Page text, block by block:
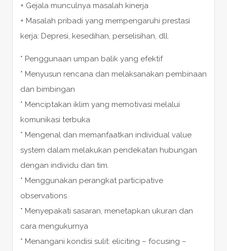
+ Gejala munculnya masalah kinerja
+ Masalah pribadi yang mempengaruhi prestasi
kerja: Depresi, kesedihan, perselisihan, dll.
* Penggunaan umpan balik yang efektif
* Menyusun rencana dan melaksanakan pembinaan
dan bimbingan
* Menciptakan iklim yang memotivasi melalui
komunikasi terbuka
* Mengenal dan memanfaatkan individual value
system dalam melakukan pendekatan hubungan
dengan individu dan tim.
* Menggunakan perangkat participative
observations
* Menyepakati sasaran, menetapkan ukuran dan
cara mengukurnya
* Menangani kondisi sulit: eliciting – focusing –